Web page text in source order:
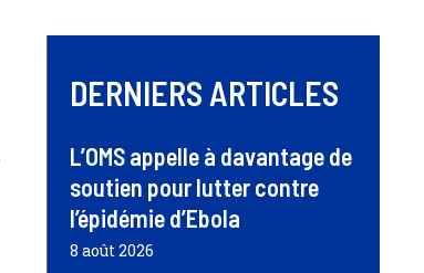
DERNIERS ARTICLES
L’OMS appelle à davantage de
soutien pour lutter contre
l’épidémie d’Ebola
8 août 2026